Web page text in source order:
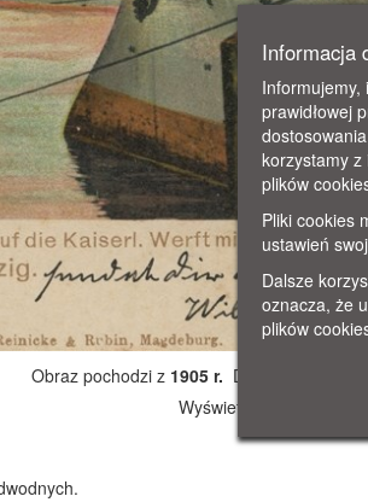
Obraz pochodzi z 1905 r. Dodano: 2019-
Wyświetlono: 3173
Informacja
Informujemy,
prawidłowej
korzystamy
plików
Pliki cookies
ustawień
Dalsze
oznacza, że
plików